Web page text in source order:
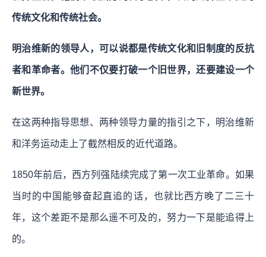
传统文化和传统社会。
明治维新的领导人，可以说都是传统文化和旧制度的反抗
者和革命者。 他们不仅要打破一个旧世界，还要建设一个
新世界。
在这两种指导思想、两种领导力量的指引之下，明治维新
和洋务运动走上了截然相反的近代道路。
1850年前后，西方列强陆续完成了第一次工业革命。如果
当时的中国能够奋起直追的话，也就比西方晚了二三十
年，这个差距不是那么遥不可及的，努力一下是能追得上
的。